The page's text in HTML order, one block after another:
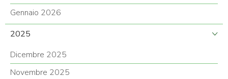
Gennaio 2026
2025
Dicembre 2025
Novembre 2025